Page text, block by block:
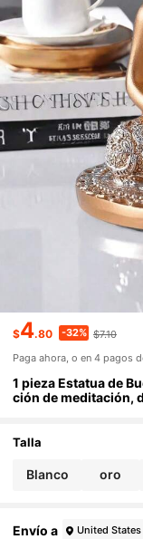
$4.80 -32% $7.10
Paga ahora, o en 4 pagos
1 pieza Estatua de
ción de meditación,
Talla
Blanco oro
Envío a United States